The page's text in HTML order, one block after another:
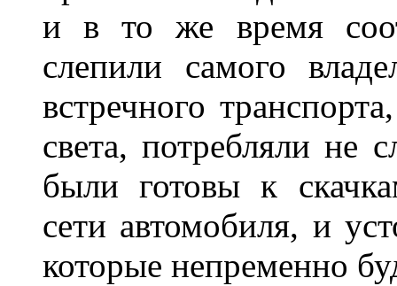
и в то же время
слепили самого
встречного
света, потребляли не
были готовы к
сети автомобиля, и
которые непременно